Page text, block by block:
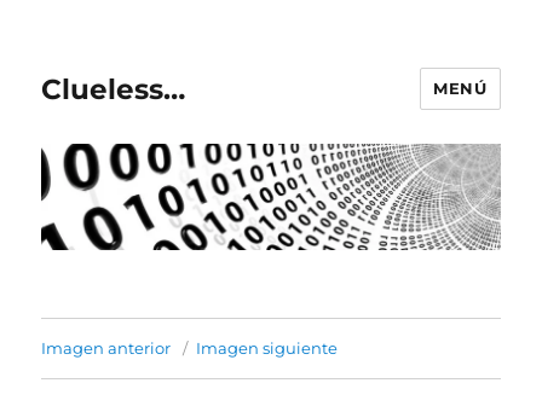
Clueless… MENÚ
Imagen anterior Imagen siguiente